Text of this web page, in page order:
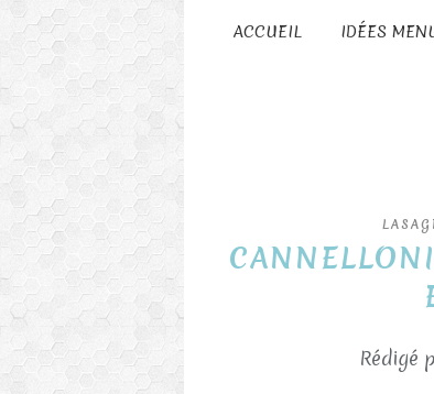
ACCUEIL IDÉES
Rédigé